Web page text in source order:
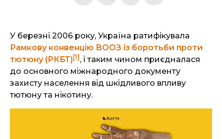
У березні 2006 року, Україна ратифікувала
Рамкову конвенцію ВООЗ із боротьби проти
тютюну (РКБТ) [1] , і таким чином приєдналася
до основного міжнародного документу
захисту населення від шкідливого впливу
тютюну та нікотину.